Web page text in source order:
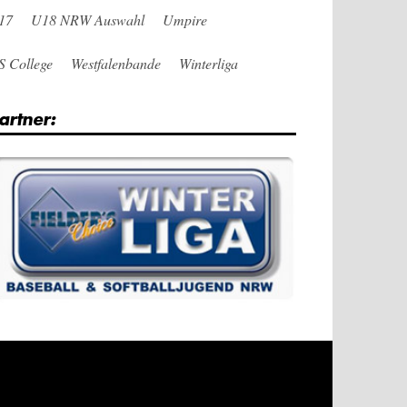
U18 NRW Auswahl Umpire
College Westfalenbande Winterliga